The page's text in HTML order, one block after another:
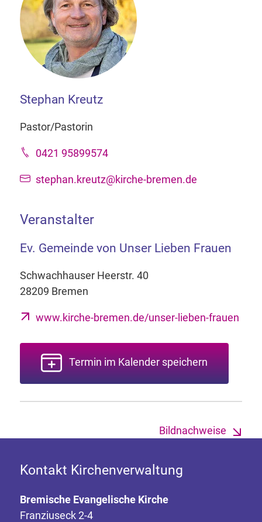
Stephan Kreutz
Pastor/Pastorin
0421 95899574
stephan.kreutz@kirche-bremen.de
Veranstalter
Ev. Gemeinde von Unser Lieben Frauen
Schwachhauser Heerstr. 40
28209 Bremen
www.kirche-bremen.de/unser-lieben-frauen
Termin im Kalender speichern
Bildnachweise
Kontakt Kirchenverwaltung
Bremische Evangelische Kirche
Franziuseck 2-4